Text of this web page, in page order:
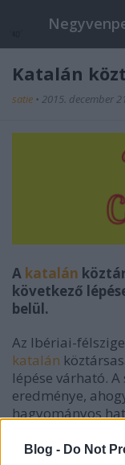
Blog - Do Not
Katalán
satie • 2015. december 21.
A katalán
következő
belül.
Az Ibériai-
katalán
lépése várható.
eredménye,
hagyományos
jelentősen
ám nem